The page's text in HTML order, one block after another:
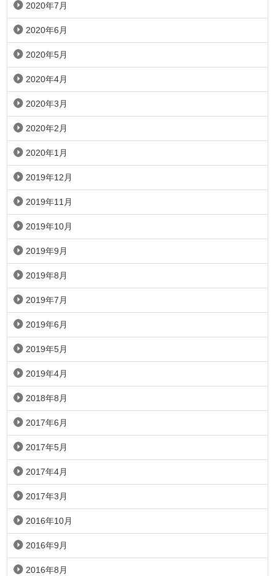
2020年7月
2020年6月
2020年5月
2020年4月
2020年3月
2020年2月
2020年1月
2019年12月
2019年11月
2019年10月
2019年9月
2019年8月
2019年7月
2019年6月
2019年5月
2019年4月
2018年8月
2017年6月
2017年5月
2017年4月
2017年3月
2016年10月
2016年9月
2016年8月